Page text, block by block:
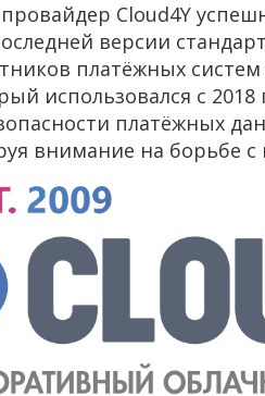
Cloud4Y
версии
платёжных
использовался с
платёжных
внимание на борьбе